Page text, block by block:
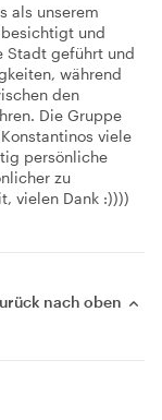
als unserem
und
Stadt geführt und
während
den
Die Gruppe
viele
persönliche
zu
vielen Dank :))))
nach oben